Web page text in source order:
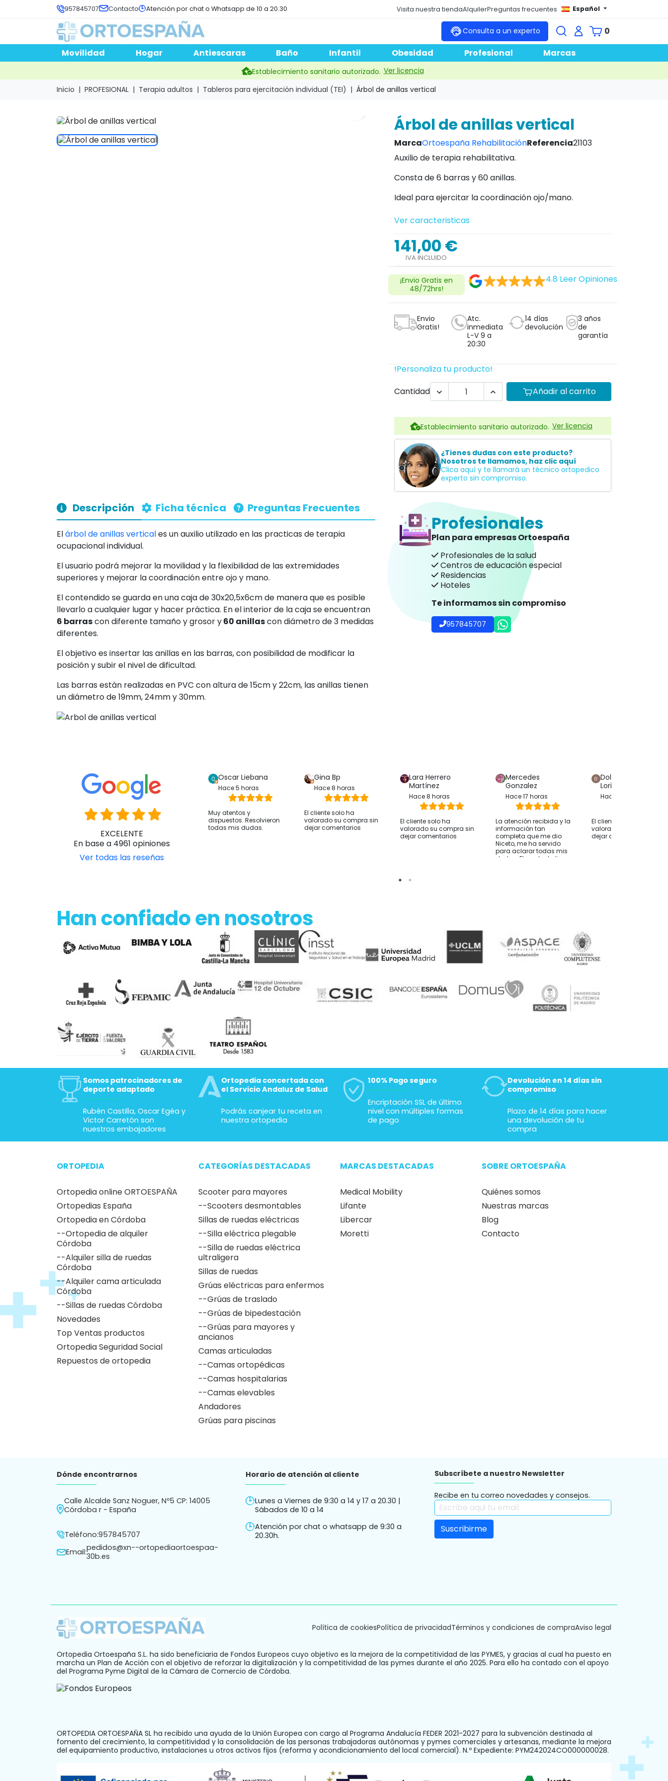
957845707 Contacto Atención por chat o Whatsapp de 10 a 20.30 Visita nuestra tiendaAlquilerPreguntas frecuentes Español
Consulta a un experto
0
Movilidad
Hogar Antiescaras Baño Infantil Obesidad Profesional Marcas
Establecimiento sanitario autorizado. Ver licencia
Inicio
PROFESIONAL Terapia adultos Tableros para ejercitación individual (TEI) Árbol de anillas vertical
Árbol de anillas vertical
MarcaOrtoespaña RehabilitaciónReferencia21103
Auxilio de terapia rehabilitativa.
Consta de 6 barras y 60 anillas.
Ideal para ejercitar la coordinación ojo/mano.
Ver caracteristicas
141,00 €
IVA INCLUIDO
¡Envio Gratis en
48/72hrs!
4.8 Leer Opiniones
Envio
Gratis!
Atc.
inmediata
L-V 9 a
20:30
14 días
devolución
3 años
de
garantía
!Personaliza tu producto!
Cantidad
  Añadir al carrito
Establecimiento sanitario autorizado. Ver licencia
¿Tienes dudas con este producto?
Nosotros te llamamos, haz clic aquí
Clica aquí y te llamará un técnico ortopedico
experto sin compromiso.
Profesionales
Plan para empresas Ortoespaña
Profesionales de la salud
Centros de educación especial
Residencias
Hoteles
Te informamos sin compromiso
957845707
Descripción Ficha técnica Preguntas Frecuentes
Elárbol de anillas verticales un auxilio utilizado en las practicas de terapia
ocupacional individual.
El usuario podrá mejorar la movilidad y la flexibilidad de las extremidades
superiores y mejorar la coordinación entre ojo y mano.
El contendido se guarda en una caja de 30x20,5x6cm de manera que es posible
llevarlo a cualquier lugar y hacer práctica. En el interior de la caja se encuentran
6 barrascon diferente tamaño y grosor y60 anillascon diámetro de 3 medidas
diferentes.
El objetivo es insertar las anillas en las barras, con posibilidad de modificar la
posición y subir el nivel de dificultad.
Las barras están realizadas en PVC con altura de 15cm y 22cm, las anillas tienen
un diámetro de 19mm, 24mm y 30mm.
EXCELENTE
En base a 4961 opiniones
Ver todas las reseñas
Oscar Liebana
Hace 5 horas
Muy atentos y
dispuestos. Resolvieron
todas mis dudas.
Gina Bp
Hace 8 horas
El cliente solo ha
valorado su compra sin
dejar comentarios
Lara Herrero
Martínez
Hace 8 horas
El cliente solo ha
valorado su compra sin
dejar comentarios
Mercedes
Gonzalez
Hace 17 horas
La atención recibida y la
información tan
completa que me dio
Niceto, me ha servido
para aclarar todas mis
dudas. El producto tiene
Dolores Hijon
Loriente
Hace 12 horas
El cliente solo ha
valorado su compra sin
dejar comentarios
Han confiado en nosotros
Somos patrocinadores de
deporte adaptado
Rubén Castilla, Oscar Egéa y
Victor Carretón son
nuestros embajadores
Ortopedia concertada con
el Servicio Andaluz de Salud
Podrás canjear tu receta en
nuestra ortopedia
100% Pago seguro
Encriptación SSL de último
nivel con múltiples formas
de pago
Devolución en 14 días sin
compromiso
Plazo de 14 días para hacer
una devolución de tu
compra
ORTOPEDIA
Ortopedia online ORTOESPAÑA
Ortopedias España
Ortopedia en Córdoba
--Ortopedia de alquiler
Córdoba
--Alquiler silla de ruedas
Córdoba
--Alquiler cama articulada
Córdoba
--Sillas de ruedas Córdoba
Novedades
Top Ventas productos
Ortopedia Seguridad Social
Repuestos de ortopedia
CATEGORÍAS DESTACADAS
Scooter para mayores
--Scooters desmontables
Sillas de ruedas eléctricas
--Silla eléctrica plegable
--Silla de ruedas eléctrica
ultraligera
Sillas de ruedas
Grúas eléctricas para enfermos
--Grúas de traslado
--Grúas de bipedestación
--Grúas para mayores y
ancianos
Camas articuladas
--Camas ortopédicas
--Camas hospitalarias
--Camas elevables
Andadores
Grúas para piscinas
MARCAS DESTACADAS
Medical Mobility
Lifante
Libercar
Moretti
SOBRE ORTOESPAÑA
Quiénes somos
Nuestras marcas
Blog
Contacto
Dónde encontrarnos
Calle Alcalde Sanz Noguer, Nº5 CP: 14005
Córdoba r - España
Teléfono:957845707
Email:pedidos@xn--ortopediaortoespaa-
30b.es
Horario de atención al cliente
Lunes a Viernes de 9:30 a 14 y 17 a 20.30 |
Sábados de 10 a 14
Atención por chat o whatsapp de 9:30 a
20.30h.
Subscríbete a nuestro Newsletter
Recibe en tu correo novedades y consejos.
Política de cookiesPolítica de privacidadTérminos y condiciones de compraAviso legal
Ortopedia Ortoespaña S.L. ha sido beneficiaria de Fondos Europeos cuyo objetivo es la mejora de la competitividad de las PYMES, y gracias al cual ha puesto en
marcha un Plan de Acción con el objetivo de reforzar la digitalización y la competitividad de las pymes durante el año 2025. Para ello ha contado con el apoyo
del Programa Pyme Digital de la Cámara de Comercio de Córdoba.
ORTOPEDIA ORTOESPAÑA SL ha recibido una ayuda de la Unión Europea con cargo al Programa Andalucía FEDER 2021-2027 para la subvención destinada al
fomento del crecimiento, la competitividad y la consolidación de las personas trabajadoras autónomas y pymes comerciales y artesanas, mediante la mejora
del equipamiento productivo, instalaciones u otros activos fijos (reforma y acondicionamiento del local comercial). N.º Expediente: PYM242024CO000000028.